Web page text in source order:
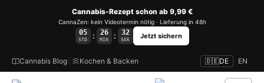
Cannabis-Rezept schon ab 9,99 €
CannaZen: kein Videotermin nötig · Lieferung in 48h
05
STD : 26
MIN : 32
SEK Jetzt sichern
Cannabis Blog Kochen & Backen 🇩🇪DE EN